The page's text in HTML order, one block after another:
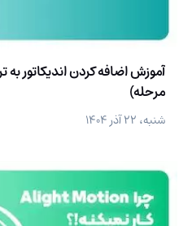
مرحله)
شنبه، ۲۲ آذر ۱۴۰۴